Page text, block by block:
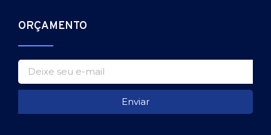
ORÇAMENTO
Enviar